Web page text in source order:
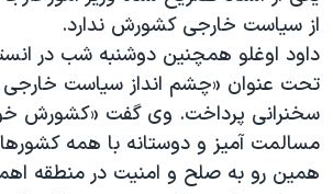
از سیاست خارجی کشورش ندارد.
داود اوغلو همچنین دوشنبه شب در
تحت عنوان «چشم انداز سیاست خارجی
سخنرانی پرداخت. وی گفت «کشورش
مسالمت آمیز و دوستانه با همه
همین رو به صلح و امنیت در منطقه